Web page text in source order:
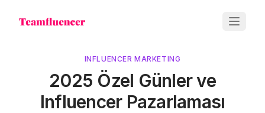
INFLUENCER MARKETING
2025 Özel Günler ve
Influencer Pazarlaması